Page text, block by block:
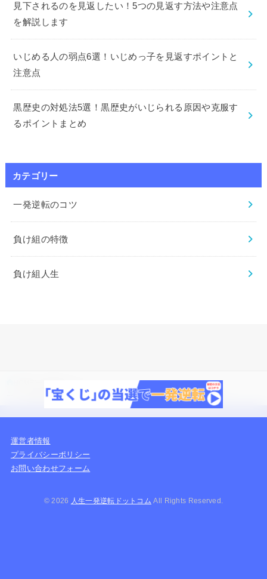
見下されるのを見返したい！5つの見返す方法や注意点
を解説します
いじめる人の弱点6選！いじめっ子を見返すポイントと
注意点
黒歴史の対処法5選！黒歴史がいじられる原因や克服す
るポイントまとめ
カテゴリー
一発逆転のコツ
負け組の特徴
負け組人生
ニートを脱出するための方法5選！ニート脱却のためのステップと注意点
運営者情報
プライバシーポリシー
お問い合わせフォーム
© 2026 人生一発逆転ドットコム All Rights Reserved.